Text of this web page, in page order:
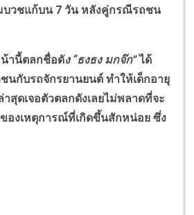
บวชแก้บน 7 วัน หลังคู่กรณีรถชน
นี้ตลกชื่อดัง “ธงธง มกจ๊ก”ได้
นกับรถจักรยานยนต์ ทำให้เด็กอายุ
สุดเจอตัวตลกดังเลยไม่พลาดที่จะ
องเหตุการณ์ที่เกิดขึ้นสักหน่อย ซึ่ง